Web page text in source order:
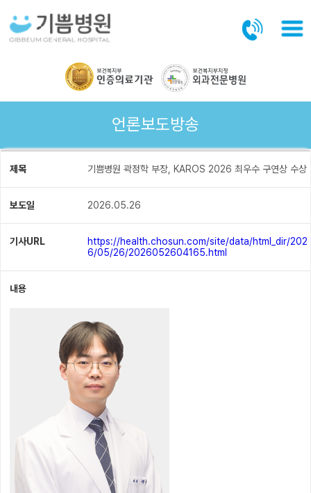
언론보도방송
제목 기쁨병원 곽정학 부장, KAROS 2026 최우수 구연상 수상
보도일 2026.05.26
기사URL
https://health.chosun.com/site/data/html_dir/202
6/05/26/2026052604165.html
내용